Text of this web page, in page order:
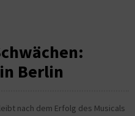
Berlin
nach dem Erfolg des Musicals